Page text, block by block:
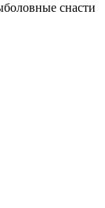
снасти